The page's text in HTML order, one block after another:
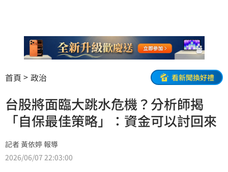
首頁 政治 看新聞換好禮
台股將面臨大跳水危機？分析師揭
「自保最佳策略」：資金可以討回來
記者 黃依婷 報導
2026/06/07 22:03:00